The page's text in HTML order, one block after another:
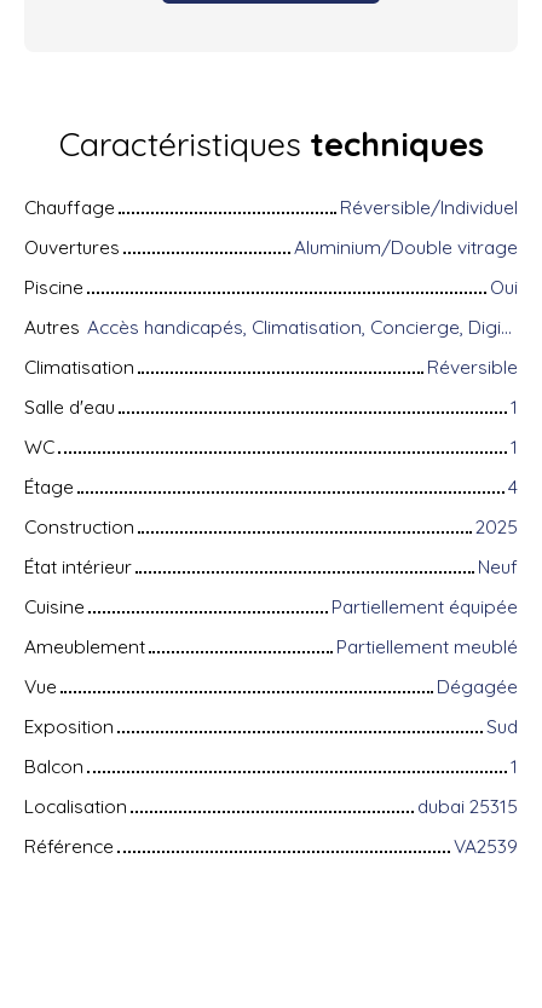
Caractéristiques techniques
Chauffage
Réversible/Individuel
Ouvertures
Aluminium/Double vitrage
Piscine
Oui
Autres
Accès handicapés, Climatisation, Concierge, Digicode, Équipements domotiques, Fibre optique, Gardien, Interphone, Portail motorisé, Porte blindée, Système d'alarme, Visiophone
Climatisation
Réversible
Salle d'eau
1
WC
1
Étage
4
Construction
2025
État intérieur
Neuf
Cuisine
Partiellement équipée
Ameublement
Partiellement meublé
Vue
Dégagée
Exposition
Sud
Balcon
1
Localisation
dubai 25315
Référence
VA2539